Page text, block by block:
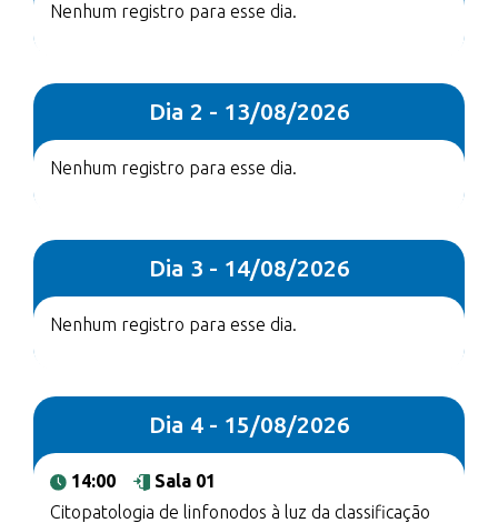
Nenhum registro para esse dia.
Dia 2 - 13/08/2026
Nenhum registro para esse dia.
Dia 3 - 14/08/2026
Nenhum registro para esse dia.
Dia 4 - 15/08/2026
14:00
Sala 01
Citopatologia de linfonodos à luz da classificação